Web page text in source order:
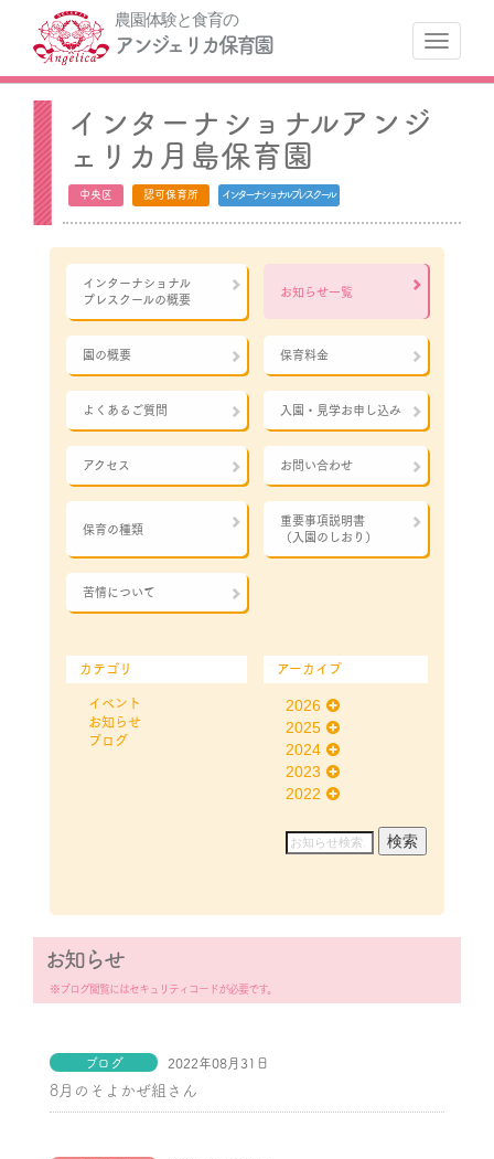
農園体験と食育の
アンジェリカ保育園 ナ
インターナショナルアンジ
ェリカ月島保育園
中央区 認可保育所 インターナショナルプレスクール
インターナショナル
プレスクールの概要
お知らせ一覧
園の概要 保育料金
よくあるご質問 入園・見学お申し込み
アクセス お問い合わせ
保育の種類
重要事項説明書
（入園のしおり）
苦情について
カテゴリ
イベント
お知らせ
ブログ
アーカイブ
2026
2025
2024
2023
2022
お知らせ
※ブログ閲覧にはセキュリティコードが必要です。
ブログ 2022年08月31日
8月のそよかぜ組さん